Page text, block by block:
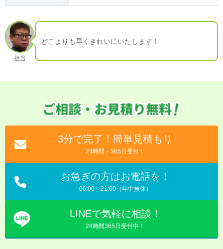
担当
どこよりも早くきれいにいたします！
3分で完了！簡単見積もり
24時間・365日受付！
お急ぎの方はお電話を！
06:00～21:00（年中無休）
LINEで気軽に相談！
24時間365日受付中！